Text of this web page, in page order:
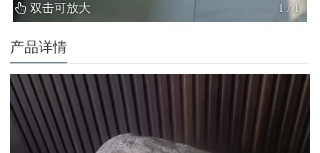
1 / 1
双击可放大
产品详情